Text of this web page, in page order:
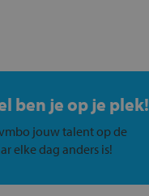
ben je op je plek!
jouw talent op de
elke dag anders is!